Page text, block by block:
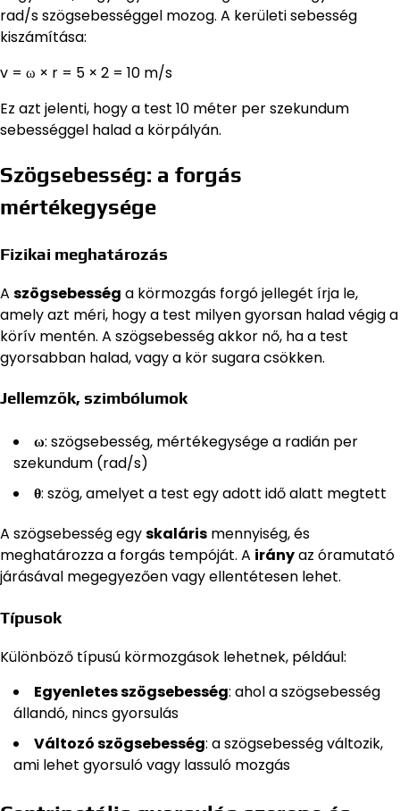
rad/s szögsebességgel mozog. A kerületi sebesség
kiszámítása:
v = ω × r = 5 × 2 = 10 m/s
Ez azt jelenti, hogy a test 10 méter per szekundum
sebességgel halad a körpályán.
Szögsebesség: a forgás
mértékegysége
Fizikai meghatározás
A szögsebesség a körmozgás forgó jellegét írja le,
amely azt méri, hogy a test milyen gyorsan halad végig a
körív mentén. A szögsebesség akkor nő, ha a test
gyorsabban halad, vagy a kör sugara csökken.
Jellemzők, szimbólumok
ω: szögsebesség, mértékegysége a radián per
szekundum (rad/s)
θ: szög, amelyet a test egy adott idő alatt megtett
A szögsebesség egyskaláris mennyiség, és
meghatározza a forgás tempóját. A irányaz óramutató
járásával megegyezően vagy ellentétesen lehet.
Típusok
Különböző típusú körmozgások lehetnek, például:
Egyenletes szögsebesség: ahol a szögsebesség
állandó, nincs gyorsulás
Változó szögsebesség: a szögsebesség változik,
ami lehet gyorsuló vagy lassuló mozgás